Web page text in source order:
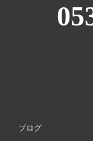
ブログ